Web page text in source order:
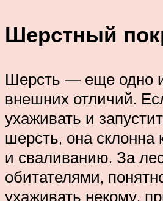
Шерстный
Шерсть — еще одно
внешних отличий.
ухаживать и
шерсть, она склонна
и сваливанию. За
обитателями,
ухаживать некому,